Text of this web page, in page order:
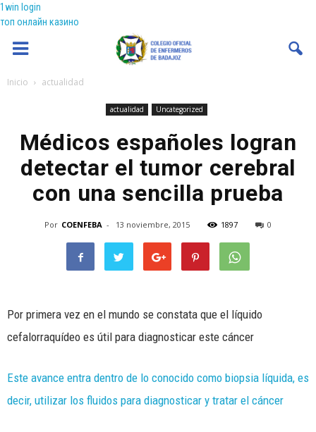
1win login
топ онлайн казино
Coenfeba
Inicio actualidad
actualidad Uncategorized
Médicos españoles logran
detectar el tumor cerebral
con una sencilla prueba
Por COENFEBA - 13 noviembre, 2015 1897 0
Por primera vez en el mundo se constata que el líquido
cefalorraquídeo es útil para diagnosticar este cáncer
Este avance entra dentro de lo conocido como biopsia líquida, es
decir, utilizar los fluidos para diagnosticar y tratar el cáncer